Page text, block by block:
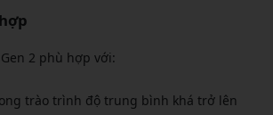
2 phù hợp với:
trào trình độ trung bình khá trở lên